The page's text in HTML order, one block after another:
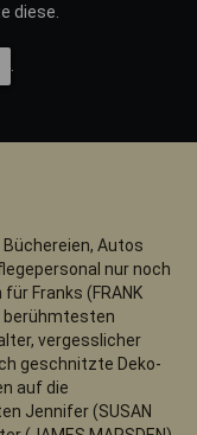
diese.
Autos
nur noch
Franks (FRANK
berühmtesten
vergesslicher
geschnitzte Deko-
auf die
Jennifer (SUSAN